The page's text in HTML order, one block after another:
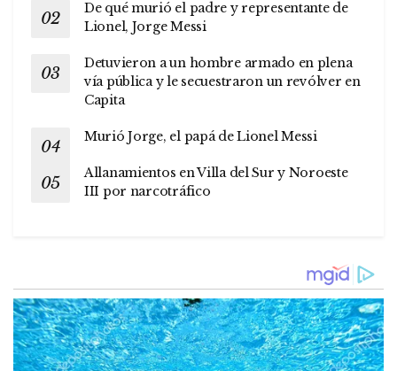
De qué murió el padre y representante de
Lionel, Jorge Messi
Detuvieron a un hombre armado en plena
vía pública y le secuestraron un revólver en
Capita
Murió Jorge, el papá de Lionel Messi
Allanamientos en Villa del Sur y Noroeste
III por narcotráfico